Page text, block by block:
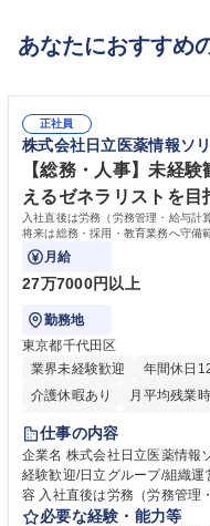
あなたにおすすめ
正社員
株式会社日立医薬情報ソ
【総務・人事】未経
えるゼネラリストを目
入社直後は労務（労務管理・給与計
将来は総務・採用・教育業務へ守備
ます。
月給
27万7000円以上
勤務地
東京都千代田区
業界未経験歓迎
年間休日
介護休暇あり
月平均残業
住宅手当あり
育休あり
完全週休2日制
仕事の内容
企業名 株式会社日立医薬情報ソリューション
経験歓迎/日立グループ/組織運営
容 入社直後は労務（労務管理
任せいたします。将来は総務
必要な経験・能力等